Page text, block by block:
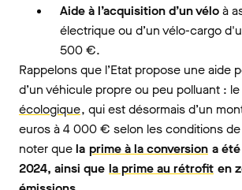
Aide à l’acquisition d’un véloà
électrique ou d’un vélo-cargo
500 €.
Rappelons que l’Etat propose une aide
d’un véhicule propre ou peu polluant : le
écologique, qui est désormais d’un
euros à 4 000 € selon les conditions
noter quela prime à la conversion a
2024, ainsi que la prime au rétrofit en